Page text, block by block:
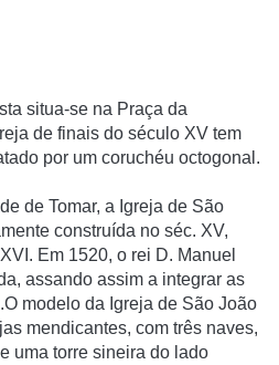
situa-se na Praça da
de finais do século XV tem
por um coruchéu octogonal.
de Tomar, a Igreja de São
construída no séc. XV,
Em 1520, o rei D. Manuel
assando assim a integrar as
modelo da Igreja de São João
mendicantes, com três naves,
uma torre sineira do lado